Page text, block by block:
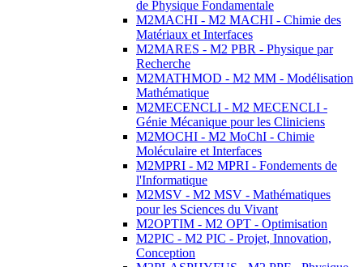
de Physique Fondamentale
M2MACHI - M2 MACHI - Chimie des
Matériaux et Interfaces
M2MARES - M2 PBR - Physique par
Recherche
M2MATHMOD - M2 MM - Modélisation
Mathématique
M2MECENCLI - M2 MECENCLI -
Génie Mécanique pour les Cliniciens
M2MOCHI - M2 MoChI - Chimie
Moléculaire et Interfaces
M2MPRI - M2 MPRI - Fondements de
l'Informatique
M2MSV - M2 MSV - Mathématiques
pour les Sciences du Vivant
M2OPTIM - M2 OPT - Optimisation
M2PIC - M2 PIC - Projet, Innovation,
Conception